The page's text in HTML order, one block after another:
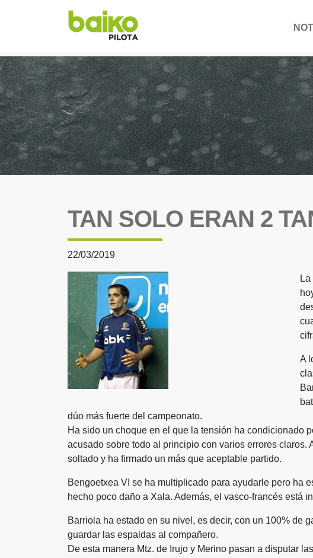
TAN SOLO ERAN 2
22/03/2019
A
dúo más fuerte del campeonato.
Ha sido un choque en el que la tensión ha condicionado
acusado sobre todo al principio con varios errores claros.
soltado y ha firmado un más que aceptable partido.
Bengoetxea VI se ha multiplicado para ayudarle pero ha
hecho poco daño a Xala. Además, el vasco-francés está
Barriola ha estado en su nivel, es decir, con un 100% de
guardar las espaldas al compañero.
De esta manera Mtz. de Irujo y Merino pasan a disputar